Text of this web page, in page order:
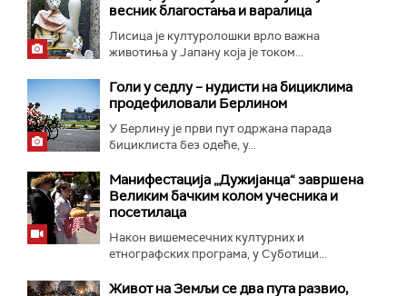
весник благостања и варалица
Лисица је културолошки врло важна
животиња у Јапану која је током...
Голи у седлу – нудисти на бициклима
продефиловали Берлином
У Берлину је први пут одржана парада
бициклиста без одеће, у...
Манифестација „Дужијанца“ завршена
Великим бачким колом учесника и
посетилаца
Након вишемесечних културних и
етнографских програма, у Суботици...
Живот на Земљи се два пута развио,